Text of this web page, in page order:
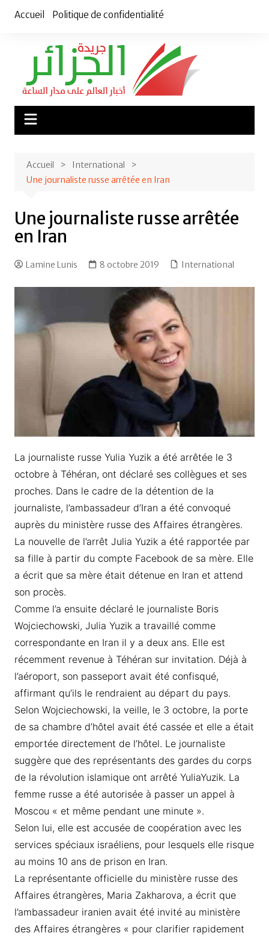
Accueil Politique de confidentialité
Accueil
International
Une journaliste russe arrêtée en Iran
Une journaliste russe arrêtée
en Iran
Lamine Lunis 8 octobre 2019 International
La journaliste russe Yulia Yuzik a été arrêtée le 3
octobre à Téhéran, ont déclaré ses collègues et ses
proches. Dans le cadre de la détention de la
journaliste, l’ambassadeur d’Iran a été convoqué
auprès du ministère russe des Affaires étrangères.
La nouvelle de l’arrêt Julia Yuzik a été rapportée par
sa fille à partir du compte Facebook de sa mère. Elle
a écrit que sa mère était détenue en Iran et attend
son procès.
Comme l’a ensuite déclaré le journaliste Boris
Wojciechowski, Julia Yuzik a travaillé comme
correspondante en Iran il y a deux ans. Elle est
récemment revenue à Téhéran sur invitation. Déjà à
l’aéroport, son passeport avait été confisqué,
affirmant qu’ils le rendraient au départ du pays.
Selon Wojciechowski, la veille, le 3 octobre, la porte
de sa chambre d’hôtel avait été cassée et elle a était
emportée directement de l’hôtel. Le journaliste
suggère que des représentants des gardes du corps
de la révolution islamique ont arrêté YuliaYuzik. La
femme russe a été autorisée à passer un appel à
Moscou « et même pendant une minute ».
Selon lui, elle est accusée de coopération avec les
services spéciaux israéliens, pour lesquels elle risque
au moins 10 ans de prison en Iran.
La représentante officielle du ministère russe des
Affaires étrangères, Maria Zakharova, a écrit que
l’ambassadeur iranien avait été invité au ministère
des Affaires étrangères « pour clarifier rapidement